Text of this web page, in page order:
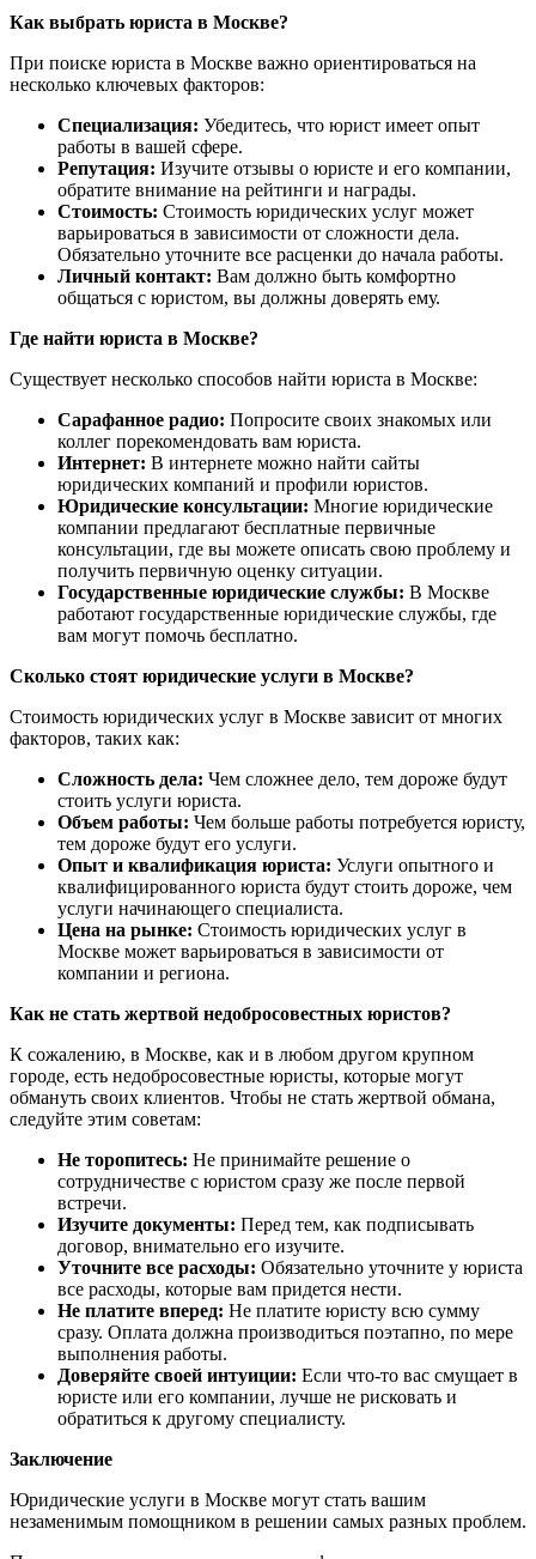
Как выбрать юриста в Москве?
При поиске юриста в Москве важно ориентироваться на
несколько ключевых факторов:
Специализация: Убедитесь, что юрист имеет опыт
работы в вашей сфере.
Репутация: Изучите отзывы о юристе и его компании,
обратите внимание на рейтинги и награды.
Стоимость: Стоимость юридических услуг может
варьироваться в зависимости от сложности дела.
Обязательно уточните все расценки до начала работы.
Личный контакт: Вам должно быть комфортно
общаться с юристом, вы должны доверять ему.
Где найти юриста в Москве?
Существует несколько способов найти юриста в Москве:
Сарафанное радио: Попросите своих знакомых или
коллег порекомендовать вам юриста.
Интернет: В интернете можно найти сайты
юридических компаний и профили юристов.
Юридические консультации: Многие юридические
компании предлагают бесплатные первичные
консультации, где вы можете описать свою проблему и
получить первичную оценку ситуации.
Государственные юридические службы: В Москве
работают государственные юридические службы, где
вам могут помочь бесплатно.
Сколько стоят юридические услуги в Москве?
Стоимость юридических услуг в Москве зависит от многих
факторов, таких как:
Сложность дела: Чем сложнее дело, тем дороже будут
стоить услуги юриста.
Объем работы: Чем больше работы потребуется юристу,
тем дороже будут его услуги.
Опыт и квалификация юриста: Услуги опытного и
квалифицированного юриста будут стоить дороже, чем
услуги начинающего специалиста.
Цена на рынке: Стоимость юридических услуг в
Москве может варьироваться в зависимости от
компании и региона.
Как не стать жертвой недобросовестных юристов?
К сожалению, в Москве, как и в любом другом крупном
городе, есть недобросовестные юристы, которые могут
обмануть своих клиентов. Чтобы не стать жертвой обмана,
следуйте этим советам:
Не торопитесь: Не принимайте решение о
сотрудничестве с юристом сразу же после первой
встречи.
Изучите документы: Перед тем, как подписывать
договор, внимательно его изучите.
Уточните все расходы: Обязательно уточните у юриста
все расходы, которые вам придется нести.
Не платите вперед: Не платите юристу всю сумму
сразу. Оплата должна производиться поэтапно, по мере
выполнения работы.
Доверяйте своей интуиции: Если что-то вас смущает в
юристе или его компании, лучше не рисковать и
обратиться к другому специалисту.
Заключение
Юридические услуги в Москве могут стать вашим
незаменимым помощником в решении самых разных проблем.